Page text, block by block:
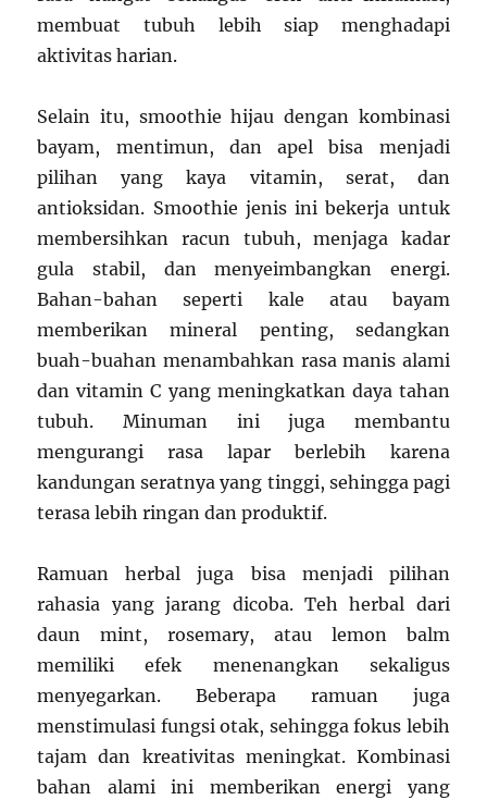
membuat tubuh lebih siap menghadapi
aktivitas harian.
Selain itu, smoothie hijau dengan kombinasi
bayam, mentimun, dan apel bisa menjadi
pilihan yang kaya vitamin, serat, dan
antioksidan. Smoothie jenis ini bekerja untuk
membersihkan racun tubuh, menjaga kadar
gula stabil, dan menyeimbangkan energi.
Bahan-bahan seperti kale atau bayam
memberikan mineral penting, sedangkan
buah-buahan menambahkan rasa manis alami
dan vitamin C yang meningkatkan daya tahan
tubuh. Minuman ini juga membantu
mengurangi rasa lapar berlebih karena
kandungan seratnya yang tinggi, sehingga pagi
terasa lebih ringan dan produktif.
Ramuan herbal juga bisa menjadi pilihan
rahasia yang jarang dicoba. Teh herbal dari
daun mint, rosemary, atau lemon balm
memiliki efek menenangkan sekaligus
menyegarkan. Beberapa ramuan juga
menstimulasi fungsi otak, sehingga fokus lebih
tajam dan kreativitas meningkat. Kombinasi
bahan alami ini memberikan energi yang